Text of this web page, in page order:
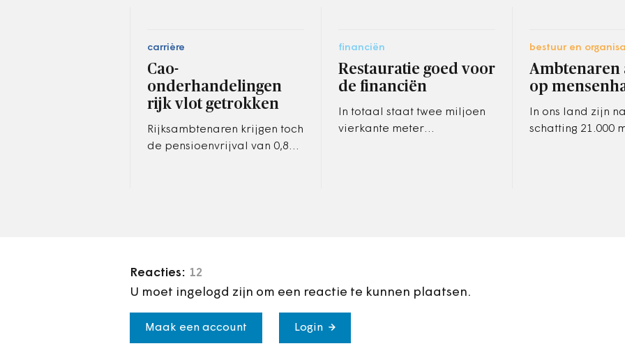
carrière
Cao-
onderhandelingen
rijk vlot getrokken
Rijksambtenaren krijgen toch
de pensioenvrijval van 0,8
financiën
Restauratie goed voor
de financiën
In totaal staat twee miljoen
vierkante meter
bestuur en
Ambtenaren
op
In ons land zijn
schatting 21.000
Reacties: 12
U moet ingelogd zijn om een reactie te kunnen plaatsen.
Maak een account Login